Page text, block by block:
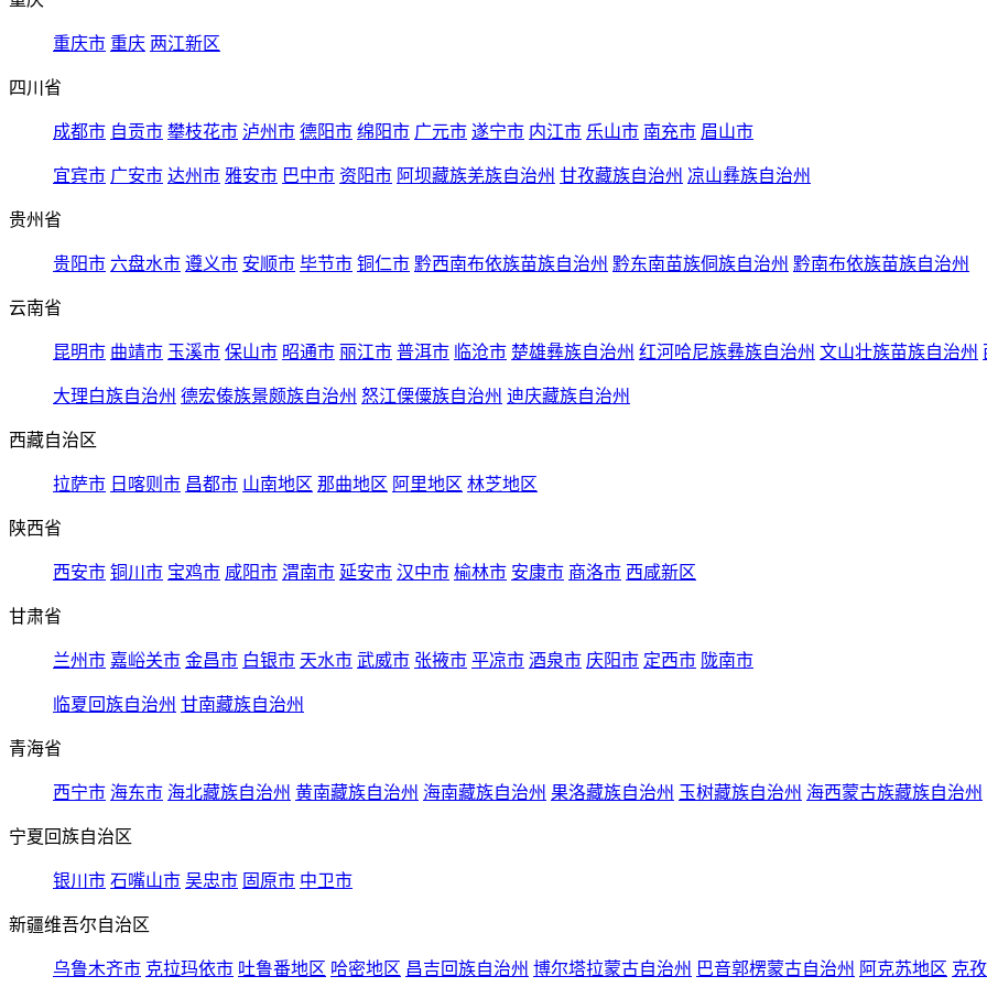
重庆市 重庆 两江新区
四川省
成都市 自贡市 攀枝花市 泸州市 德阳市 绵阳市 广元市 遂宁市 内江市 乐山市 南充市 眉山市
宜宾市 广安市 达州市 雅安市 巴中市 资阳市 阿坝藏族羌族自治州 甘孜藏族自治州 凉山彝族自治州
贵州省
贵阳市 六盘水市 遵义市 安顺市 毕节市 铜仁市 黔西南布依族苗族自治州 黔东南苗族侗族自治州 黔南布依族苗族自治州
云南省
昆明市 曲靖市 玉溪市 保山市 昭通市 丽江市 普洱市 临沧市 楚雄彝族自治州 红河哈尼族彝族自治州 文山壮族苗族自治州
大理白族自治州 德宏傣族景颇族自治州 怒江傈僳族自治州 迪庆藏族自治州
西藏自治区
拉萨市 日喀则市 昌都市 山南地区 那曲地区 阿里地区 林芝地区
陕西省
西安市 铜川市 宝鸡市 咸阳市 渭南市 延安市 汉中市 榆林市 安康市 商洛市 西咸新区
甘肃省
兰州市 嘉峪关市 金昌市 白银市 天水市 武威市 张掖市 平凉市 酒泉市 庆阳市 定西市 陇南市
临夏回族自治州 甘南藏族自治州
青海省
西宁市 海东市 海北藏族自治州 黄南藏族自治州 海南藏族自治州 果洛藏族自治州 玉树藏族自治州 海西蒙古族藏族自治州
宁夏回族自治区
银川市 石嘴山市 吴忠市 固原市 中卫市
新疆维吾尔自治区
乌鲁木齐市 克拉玛依市 吐鲁番地区 哈密地区 昌吉回族自治州 博尔塔拉蒙古自治州 巴音郭楞蒙古自治州 阿克苏地区 克